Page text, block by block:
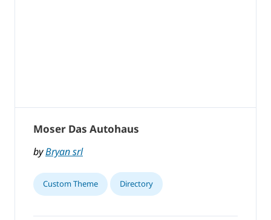
Moser Das Autohaus
byBryan srl
Custom Theme Directory